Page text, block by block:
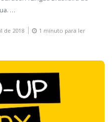
…
de 2018 1 minuto para ler